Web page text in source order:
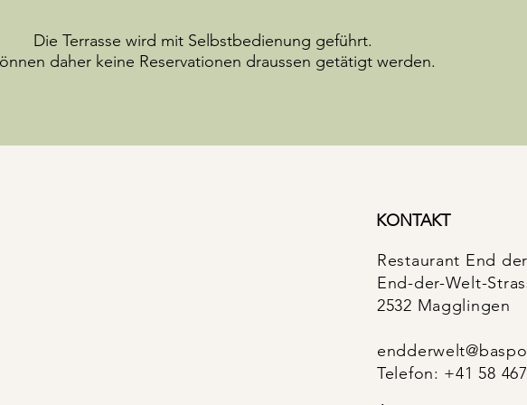
Die Terrasse wird mit Selbstbedienung geführt.
daher keine Reservationen draussen getätigt werden.
KONTAKT
Restaurant End
End-der-Welt-
2532 Magglingen
Telefon: +41 58